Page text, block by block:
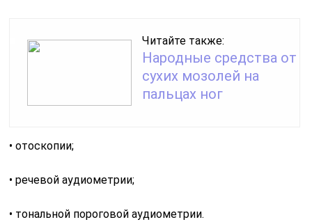
Читайте также:
Народные средства от
сухих мозолей на
пальцах ног
• отоскопии;
• речевой аудиометрии;
• тональной пороговой аудиометрии.